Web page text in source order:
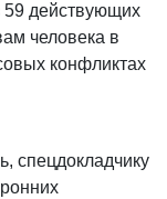
59 действующих
человека в
конфликтах
спецдокладчику